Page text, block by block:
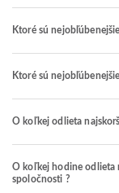
Ktoré sú
Ktoré sú
O koľkej odlieta
O koľkej hodine odlieta
spoločnosti ?